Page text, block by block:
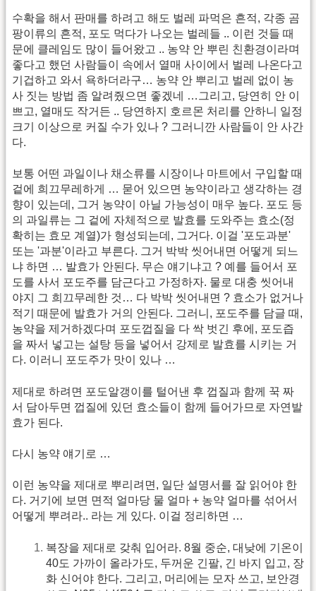
수확을 해서 판매를 하려고 해도 벌레 파먹은 흔적, 각종 곰
팡이류의 흔적, 포도 먹다가 나오는 벌레들 .. 이런 것들 때
문에 클레임도 많이 들어왔고 .. 농약 안 뿌린 친환경이라며
좋다고 했던 사람들이 속에서 열매 사이에서 벌레 나온다고
기겁하고 와서 욕하더라구… 농약 안 뿌리고 벌레 없이 농
사 짓는 방법 좀 알려줬으면 좋겠네 …그리고, 당연히 안 이
쁘고, 열매도 작거든 .. 당연하지 호르몬 처리를 안하니 일정
크기 이상으로 커질 수가 있나 ? 그러니깐 사람들이 안 사간
다.
보통 어떤 과일이나 채소류를 시장이나 마트에서 구입할 때
겉에 희끄무레하게 … 묻어 있으면 농약이라고 생각하는 경
향이 있는데, 그거 농약이 아닐 가능성이 매우 높다. 포도 등
의 과일류는 그 겉에 자체적으로 발효를 도와주는 효소(정
확히는 효모 계열)가 형성되는데, 그거다. 이걸 '포도과분'
또는 '과분'이라고 부른다. 그거 박박 씻어내면 어떻게 되느
냐 하면 … 발효가 안된다. 무슨 얘기냐고 ? 예를 들어서 포
도를 사서 포도주를 담근다고 가정하자. 물로 대충 씻어내
야지 그 희끄무레한 것… 다 박박 씻어내면 ? 효소가 없거나
적기 때문에 발효가 거의 안된다. 그러니, 포도주를 담글 때,
농약을 제거하겠다며 포도껍질을 다 싹 벗긴 후에, 포도즙
을 짜서 넣고는 설탕 등을 넣어서 강제로 발효를 시키는 거
다. 이러니 포도주가 맛이 있나 …
제대로 하려면 포도알갱이를 털어낸 후 껍질과 함께 꾹 짜
서 담아두면 껍질에 있던 효소들이 함께 들어가므로 자연발
효가 된다.
다시 농약 얘기로 …
이런 농약을 제대로 뿌리려면, 일단 설명서를 잘 읽어야 한
다. 거기에 보면 면적 얼마당 물 얼마 + 농약 얼마를 섞어서
어떻게 뿌려라.. 라는 게 있다. 이걸 정리하면 …
복장을 제대로 갖춰 입어라. 8월 중순, 대낮에 기온이
40도 가까이 올라가도, 두꺼운 긴팔, 긴 바지 입고, 장
화 신어야 한다. 그리고, 머리에는 모자 쓰고, 보안경